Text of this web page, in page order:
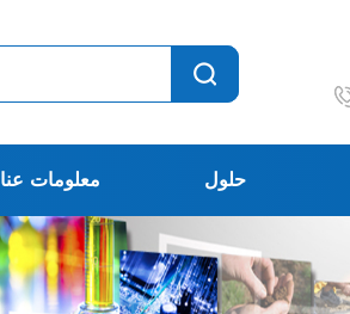
معلومات عنا حلول